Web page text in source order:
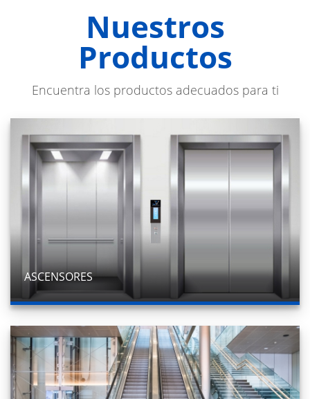
Nuestros
Productos
Encuentra los productos adecuados para ti
ASCENSORES